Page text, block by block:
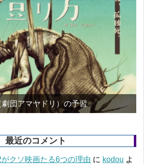
団アマヤドリ）の予習
最近のコメント
クソ映画たる6つの理由 に kodou よ